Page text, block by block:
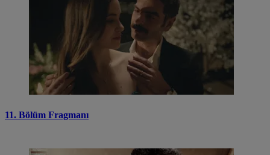
11. Bölüm Fragmanı